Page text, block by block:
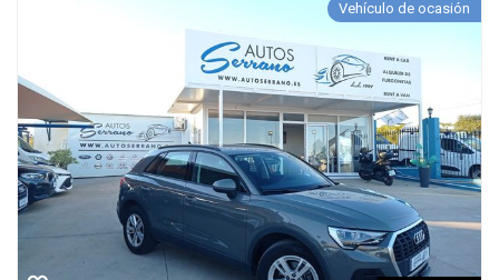
Vehículo de ocasión